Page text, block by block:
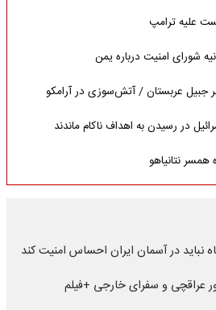
علیه ترامپ
شورای امنیت درباره یمن
جبیل عربستان / آتش‌سوزی در آرامکو
در رسیدن به اهداف ناکام ماندند
همسر نتانیاهو
در آسمان ایران احساس امنیت کند
عراقچی و سفرای خارجی +فیلم